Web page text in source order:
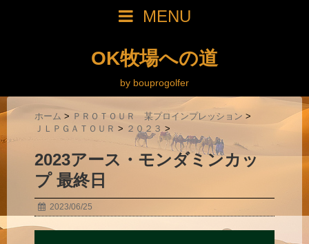
MENU
OK牧場への道
by bouprogolfer
ホーム > ＰＲＯＴＯＵＲ 某プロインプレッション >
ＪＬＰＧＡＴＯＵＲ > ２０２３ >
2023アース・モンダミンカッ
プ 最終日
2023/06/25